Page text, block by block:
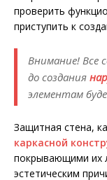
проверить
приступить к
Внимание! Все
до создания
элементам
Защитная стена,
каркасной
покрывающими их
эстетическим